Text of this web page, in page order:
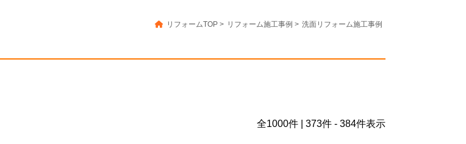
リフォームTOP > リフォーム施工事例 > 洗面リフォーム施工事例
全1000件 | 373件 - 384件表示